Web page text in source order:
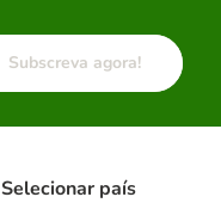
Subscreva agora!
Selecionar país